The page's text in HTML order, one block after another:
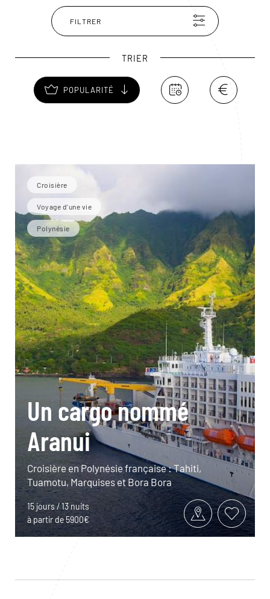
FILTRER
TRIER
POPULARITÉ
Croisière
Voyage d'une vie
Polynésie
Un cargo nommé
Aranui
Croisière en Polynésie française : Tahiti,
Tuamotu, Marquises et Bora Bora
15 jours / 13 nuits
à partir de 5900€